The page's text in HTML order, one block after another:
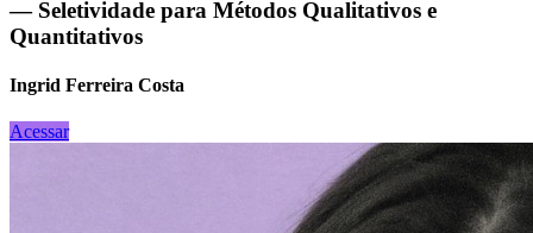
— Seletividade para Métodos Qualitativos e
Quantitativos
Ingrid Ferreira Costa
Acessar